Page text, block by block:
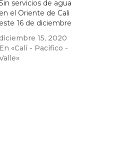
servicios de agua
en el Oriente de Cali
este 16 de diciembre
15, 2020
En «Cali - Pacifico -